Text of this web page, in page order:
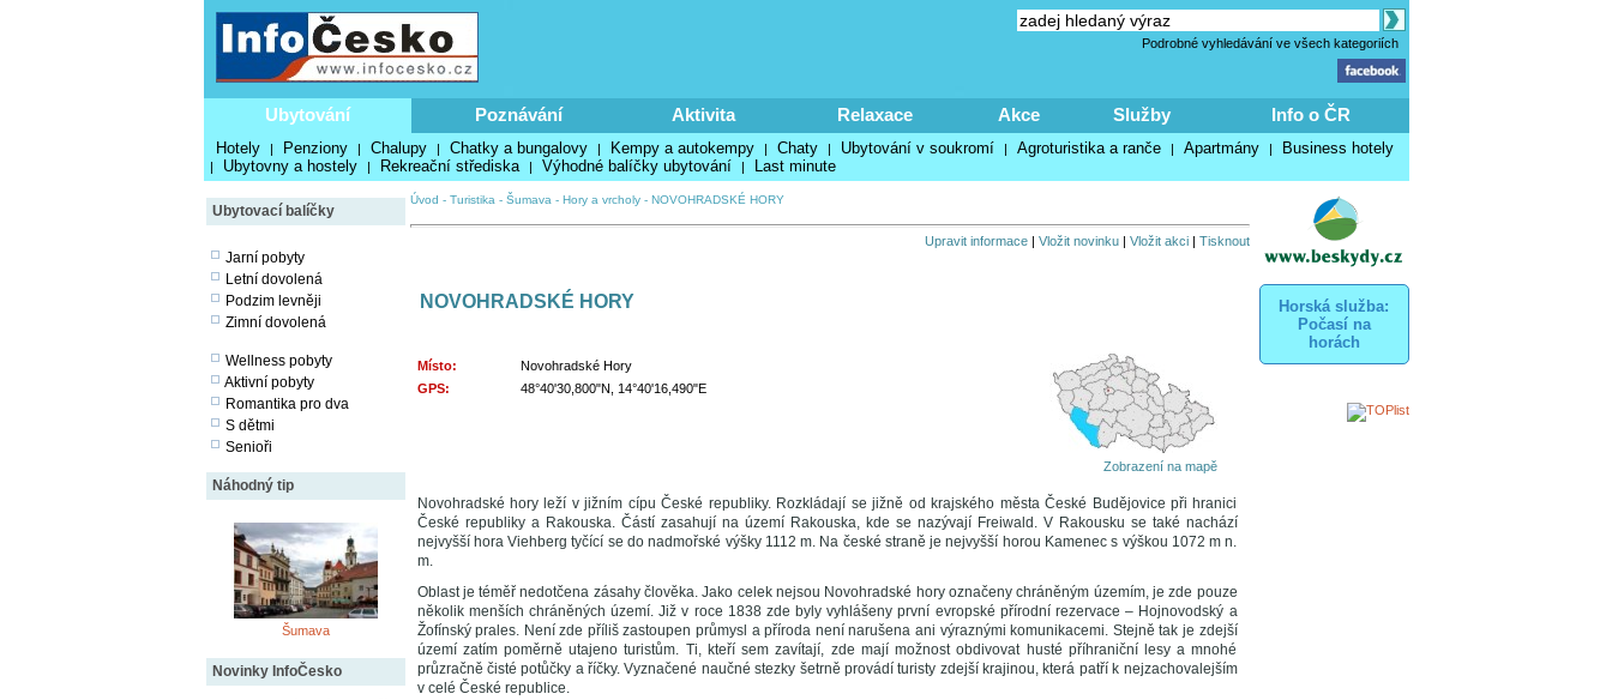
Podrobné vyhledávání ve všech kategoriích
Ubytování Poznávání Aktivita Relaxace Akce Služby Info o ČR
Hotely | Penziony | Chalupy | Chatky a bungalovy | Kempy a autokempy | Chaty | Ubytování v soukromí | Agroturistika a ranče | Apartmány | Business hotely
| Ubytovny a hostely | Rekreační střediska | Výhodné balíčky ubytování | Last minute
Ubytovací balíčky
Jarní pobyty
Letní dovolená
Podzim levněji
Zimní dovolená
Wellness pobyty
Aktivní pobyty
Romantika pro dva
S dětmi
Senioři
Náhodný tip
Šumava
Novinky InfoČesko
Úvod - Turistika - Šumava - Hory a vrcholy- NOVOHRADSKÉ HORY
Upravit informace| Vložit novinku| Vložit akci| Tisknout
NOVOHRADSKÉ HORY
Místo:
Novohradské Hory
GPS:
48°40'30,800"N, 14°40'16,490"E
Zobrazení na mapě
Novohradské hory leží v jižním cípu České republiky. Rozkládají se jižně od krajského města České Budějovice při hranici
České republiky a Rakouska. Částí zasahují na území Rakouska, kde se nazývají Freiwald. V Rakousku se také nachází
nejvyšší hora Viehberg tyčící se do nadmořské výšky 1112 m. Na české straně je nejvyšší horou Kamenec s výškou 1072 m n.
m.
Oblast je téměř nedotčena zásahy člověka. Jako celek nejsou Novohradské hory označeny chráněným územím, je zde pouze
několik menších chráněných území. Již v roce 1838 zde byly vyhlášeny první evropské přírodní rezervace – Hojnovodský a
Žofínský prales. Není zde příliš zastoupen průmysl a příroda není narušena ani výraznými komunikacemi. Stejně tak je zdejší
území zatím poměrně utajeno turistům. Ti, kteří sem zavítají, zde mají možnost obdivovat husté příhraniční lesy a mnohé
průzračně čisté potůčky a říčky. Vyznačené naučné stezky šetrně provádí turisty zdejší krajinou, která patří k nejzachovalejším
v celé České republice.
Horská služba:
Počasí na
horách